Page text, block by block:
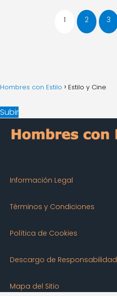
1 2 3
Hombres con Estilo Estilo y Cine
Subir
Información Legal
Términos y Condiciones
Política de Cookies
Descargo de Responsabilidad
Mapa del Sitio